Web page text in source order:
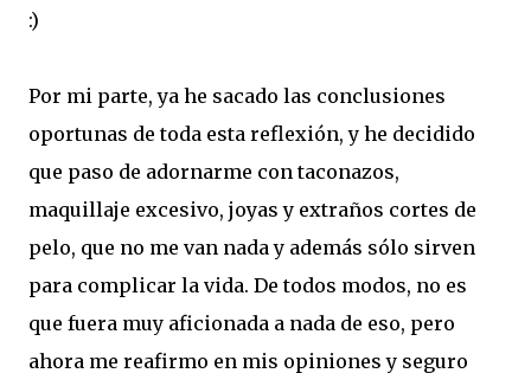
:)
Por mi parte, ya he sacado las conclusiones
oportunas de toda esta reflexión, y he decidido
que paso de adornarme con taconazos,
maquillaje excesivo, joyas y extraños cortes de
pelo, que no me van nada y además sólo sirven
para complicar la vida. De todos modos, no es
que fuera muy aficionada a nada de eso, pero
ahora me reafirmo en mis opiniones y seguro